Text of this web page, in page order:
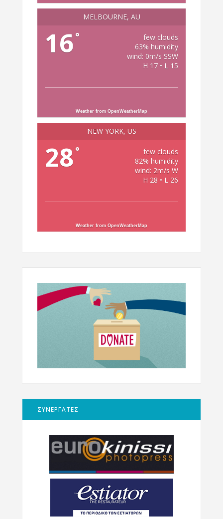
MELBOURNE, AU
16°
few clouds
63% humidity
wind: 0m/s SSW
H 17 • L 15
Weather from OpenWeatherMap
NEW YORK, US
28°
few clouds
82% humidity
wind: 2m/s W
H 28 • L 26
Weather from OpenWeatherMap
ΣΥΝΕΡΓΑΤΕΣ